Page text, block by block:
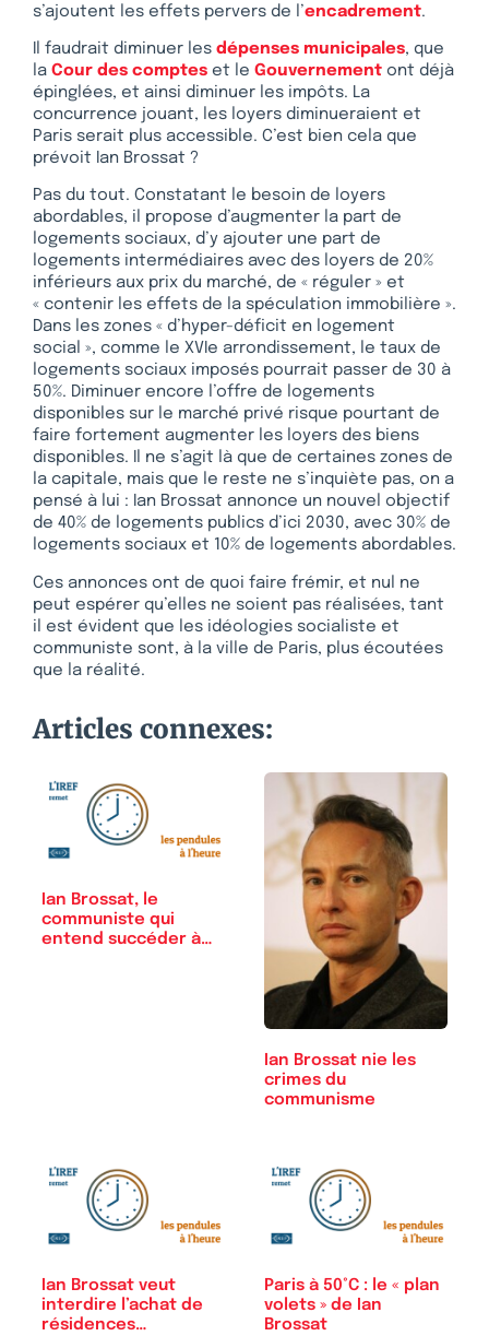
s’ajoutent les effets pervers de l’encadrement.
Il faudrait diminuer les dépenses municipales, que
la Cour des comptes et le Gouvernement ont déjà
épinglées, et ainsi diminuer les impôts. La
concurrence jouant, les loyers diminueraient et
Paris serait plus accessible. C’est bien cela que
prévoit Ian Brossat ?
Pas du tout. Constatant le besoin de loyers
abordables, il propose d’augmenter la part de
logements sociaux, d’y ajouter une part de
logements intermédiaires avec des loyers de 20%
inférieurs aux prix du marché, de « réguler » et
« contenir les effets de la spéculation immobilière ».
Dans les zones « d’hyper-déficit en logement
social », comme le XVIe arrondissement, le taux de
logements sociaux imposés pourrait passer de 30 à
50%. Diminuer encore l’offre de logements
disponibles sur le marché privé risque pourtant de
faire fortement augmenter les loyers des biens
disponibles. Il ne s’agit là que de certaines zones de
la capitale, mais que le reste ne s’inquiète pas, on a
pensé à lui : Ian Brossat annonce un nouvel objectif
de 40% de logements publics d’ici 2030, avec 30% de
logements sociaux et 10% de logements abordables.
Ces annonces ont de quoi faire frémir, et nul ne
peut espérer qu’elles ne soient pas réalisées, tant
il est évident que les idéologies socialiste et
communiste sont, à la ville de Paris, plus écoutées
que la réalité.
Articles connexes:
Ian Brossat, le
communiste qui
entend succéder à…
Ian Brossat nie les
crimes du
communisme
Ian Brossat veut
interdire l’achat de
résidences…
Paris à 50°C : le « plan
volets » de Ian
Brossat